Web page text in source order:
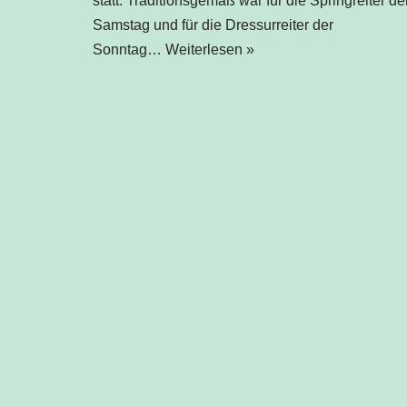
Samstag und für die Dressurreiter der
Sonntag… Weiterlesen »